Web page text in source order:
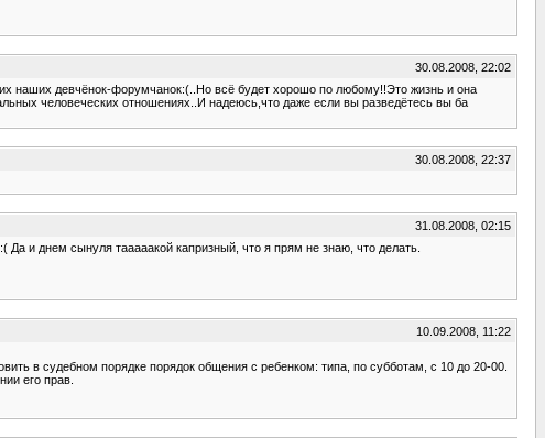
30.08.2008, 22:02
наших девчёнок-форумчанок:(..Но всё будет хорошо по любому!!Это жизнь и она
человеческих отношениях..И надеюсь,что даже если вы разведётесь вы ба
30.08.2008, 22:37
31.08.2008, 02:15
и днем сынуля тааааакой капризный, что я прям не знаю, что делать.
10.09.2008, 11:22
в судебном порядке порядок общения с ребенком: типа, по субботам, с 10 до 20-00.
его прав.